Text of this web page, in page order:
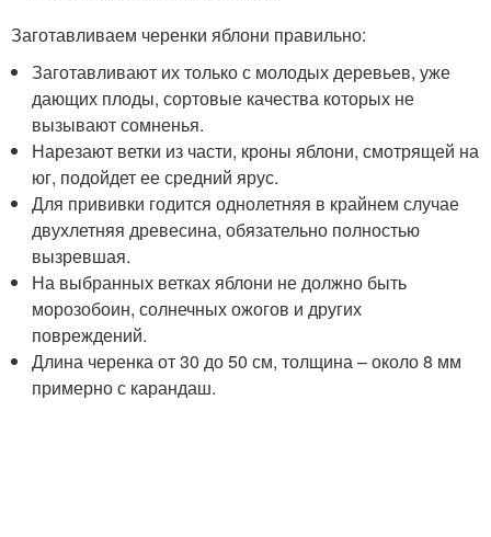
Заготавливаем черенки яблони правильно:
Заготавливают их только с молодых деревьев, уже
дающих плоды, сортовые качества которых не
вызывают сомненья.
Нарезают ветки из части, кроны яблони, смотрящей на
юг, подойдет ее средний ярус.
Для прививки годится однолетняя в крайнем случае
двухлетняя древесина, обязательно полностью
вызревшая.
На выбранных ветках яблони не должно быть
морозобоин, солнечных ожогов и других
повреждений.
Длина черенка от 30 до 50 см, толщина – около 8 мм
примерно с карандаш.